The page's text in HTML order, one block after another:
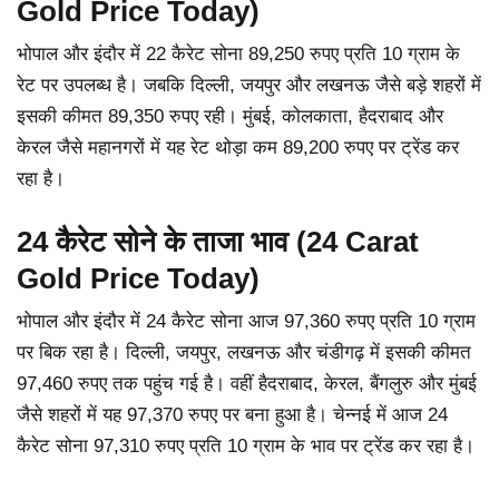
Gold Price Today)
भोपाल और इंदौर में 22 कैरेट सोना 89,250 रुपए प्रति 10 ग्राम के
रेट पर उपलब्ध है। जबकि दिल्ली, जयपुर और लखनऊ जैसे बड़े शहरों में
इसकी कीमत 89,350 रुपए रही। मुंबई, कोलकाता, हैदराबाद और
केरल जैसे महानगरों में यह रेट थोड़ा कम 89,200 रुपए पर ट्रेंड कर
रहा है।
24 कैरेट सोने के ताजा भाव (24 Carat
Gold Price Today)
भोपाल और इंदौर में 24 कैरेट सोना आज 97,360 रुपए प्रति 10 ग्राम
पर बिक रहा है। दिल्ली, जयपुर, लखनऊ और चंडीगढ़ में इसकी कीमत
97,460 रुपए तक पहुंच गई है। वहीं हैदराबाद, केरल, बैंगलुरु और मुंबई
जैसे शहरों में यह 97,370 रुपए पर बना हुआ है। चेन्नई में आज 24
कैरेट सोना 97,310 रुपए प्रति 10 ग्राम के भाव पर ट्रेंड कर रहा है।